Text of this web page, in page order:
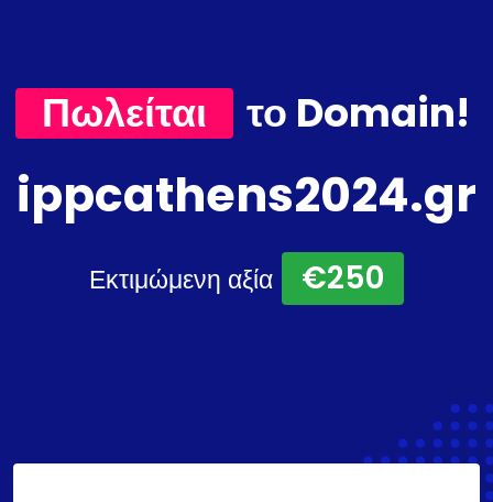
Πωλείται το Domain!
ippcathens2024.gr
Εκτιμώμενη αξία €250